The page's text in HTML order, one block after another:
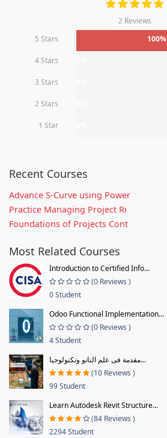
2 Reviews
5 Stars
100%
4 Stars
3 Stars
2 Stars
1 Star
Recent Courses
Advance S-Curve using Power
Practice Managing Project Ri
Foundations of Projects Cont
Most Related Courses
Introduction to Certified Info...
(0 Reviews )
0 Student
Odoo Functional Implementation...
(0 Reviews )
4 Student
مقدمة فى علم النانو وتكنولوجيا...
(10 Reviews )
99 Student
Learn Autodesk Revit Structure...
(84 Reviews )
2294 Student